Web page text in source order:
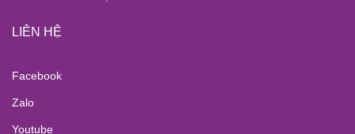
LIÊN HỆ
Facebook
Zalo
Youtube